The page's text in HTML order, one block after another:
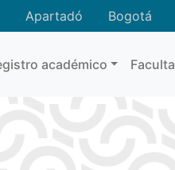
Apartadó Bogotá
académico